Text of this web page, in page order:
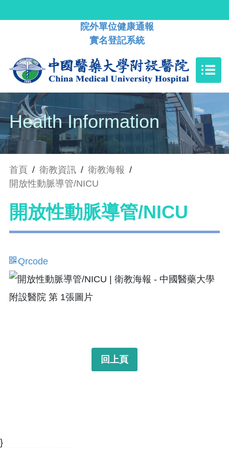
院外單位健康通報
實名登記系統
Health Information
首頁 / 衛教資訊 / 衛教海報 /
開放性動脈導管/NICU
開放性動脈導管/NICU
Qrcode
回上頁
}